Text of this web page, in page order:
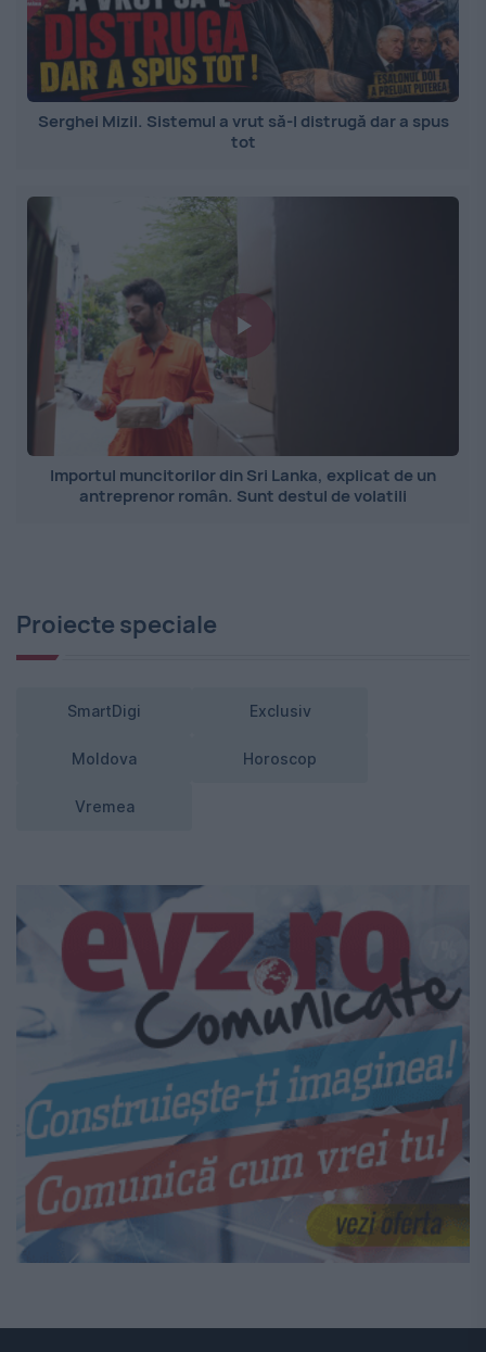
Serghei Mizil. Sistemul a vrut să-l distrugă dar a spus
tot
Importul muncitorilor din Sri Lanka, explicat de un
antreprenor român. Sunt destul de volatili
Proiecte speciale
SmartDigi Exclusiv
Moldova Horoscop
Vremea